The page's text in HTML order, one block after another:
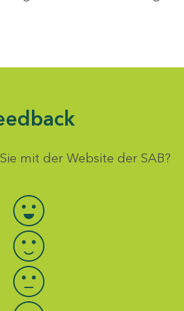
mit der Website der SAB?
Bewertung auswählen